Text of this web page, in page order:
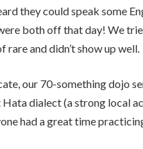
they could speak some
both off that day! We
and didn’t show up well.
our 70-something dojo
dialect (a strong local
had a great time